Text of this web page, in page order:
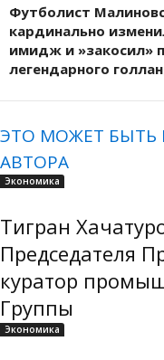
Футболист
кардинально
имидж и »закосил»
легендарного
ЭТО МОЖЕТ БЫТЬ
АВТОРА
Экономика
Тигран
Председателя
куратор
Группы
Экономика